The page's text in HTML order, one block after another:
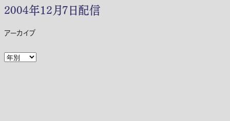
2004年12月7日配信
アーカイブ